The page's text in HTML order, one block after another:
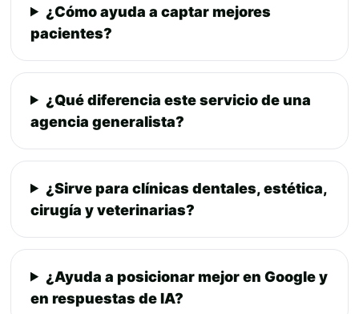
¿Cómo ayuda a captar mejores
pacientes?
¿Qué diferencia este servicio de una
agencia generalista?
¿Sirve para clínicas dentales, estética,
cirugía y veterinarias?
¿Ayuda a posicionar mejor en Google y
en respuestas de IA?